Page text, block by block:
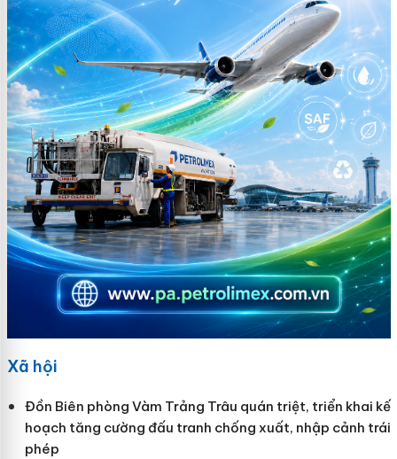
Xã hội
Đồn Biên phòng Vàm Trảng Trâu quán triệt, triển khai kế
hoạch tăng cường đấu tranh chống xuất, nhập cảnh trái
phép